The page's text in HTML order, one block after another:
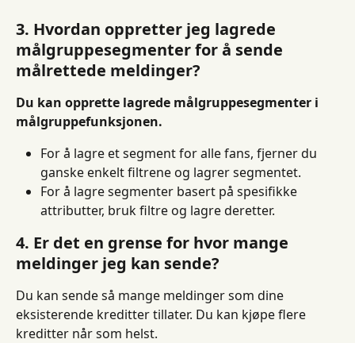
3. Hvordan oppretter jeg lagrede
målgruppesegmenter for å sende
målrettede meldinger?
Du kan opprette lagrede målgruppesegmenter i
målgruppefunksjonen.
For å lagre et segment for alle fans, fjerner du
ganske enkelt filtrene og lagrer segmentet.
For å lagre segmenter basert på spesifikke
attributter, bruk filtre og lagre deretter.
4. Er det en grense for hvor mange
meldinger jeg kan sende?
Du kan sende så mange meldinger som dine
eksisterende kreditter tillater. Du kan kjøpe flere
kreditter når som helst.